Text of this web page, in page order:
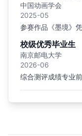
中国动画学会
2025-05
参赛作品《墨境》
校级优秀毕业生
南京邮电大学
2026-06
综合测评成绩专业